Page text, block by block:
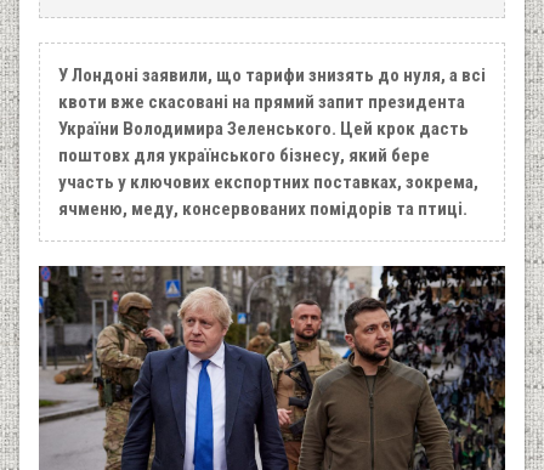
У Лондоні заявили, що тарифи знизять до нуля, а всі
квоти вже скасовані на прямий запит президента
України Володимира Зеленського. Цей крок дасть
поштовх для українського бізнесу, який бере
участь у ключових експортних поставках, зокрема,
ячменю, меду, консервованих помідорів та птиці.